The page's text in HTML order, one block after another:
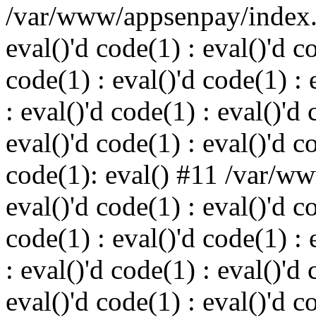
/var/www/appsenpay/
eval()'d code(1) : eval()'d
code(1) : eval()'d code(1) :
: eval()'d code(1) : eval()'d
eval()'d code(1) : eval()'d
code(1): eval() #11 /var/
eval()'d code(1) : eval()'d
code(1) : eval()'d code(1) :
: eval()'d code(1) : eval()'d
eval()'d code(1) : eval()'d